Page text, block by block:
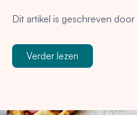
Dit artikel is geschreven door
Verder lezen